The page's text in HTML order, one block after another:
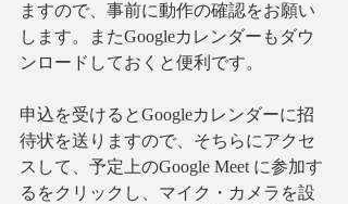
ますので、事前に動作の確認をお願い
します。またGoogleカレンダーもダウ
ンロードしておくと便利です。
申込を受けるとGoogleカレンダーに招
待状を送りますので、そちらにアクセ
スして、予定上のGoogle Meet に参加す
るをクリックし、マイク・カメラを設